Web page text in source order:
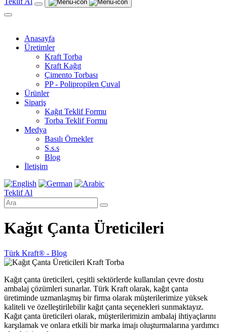
Anasayfa
Üretimler
Kraft Torba
Kraft Kağıt
Çimento Torbası
PP - Polipropilen Çuval
Ürünler
Sipariş
Kağıt Teklif Formu
Torba Teklif Formu
Medya
Basılı Örnekler
S.s.s
Blog
İletişim
Teklif Al
Kağıt Çanta Üreticileri
Türk Kraft® - Blog
Kağıt çanta üreticileri, çeşitli sektörlerde kullanılan çevre dostu
ambalaj çözümleri sunarlar. Türk Kraft olarak, kağıt çanta
üretiminde uzmanlaşmış bir firma olarak müşterilerimize yüksek
kaliteli ve özelleştirilebilir kağıt çanta seçenekleri sunmaktayız.
Kağıt çanta üreticileri olarak, müşterilerimizin ambalaj ihtiyaçlarını
karşılamak ve onlara etkili bir marka imajı oluşturmalarına yardımcı